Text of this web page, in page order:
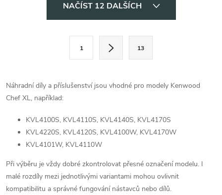
d
a
p
r
NAČÍST 12 DALŠÍCH
á
n
n
í
1 13
Náhradní díly a příslušenství jsou vhodné pro modely Kenwood
Chef XL, například:
KVL4100S, KVL4110S, KVL4140S, KVL4170S
KVL4220S, KVL4120S, KVL4100W, KVL4170W
KVL4101W, KVL4110W
Při výběru je vždy dobré zkontrolovat přesné označení modelu. I
malé rozdíly mezi jednotlivými variantami mohou ovlivnit
kompatibilitu a správné fungování nástavců nebo dílů.